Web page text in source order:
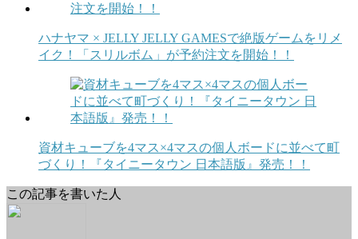
ハナヤマ × JELLY JELLY GAMESで絶版ゲームをリメ
イク！「スリルボム」が予約注文を開始！！
資材キューブを4マス×4マスの個人ボードに並べて町
づくり！『タイニータウン 日本語版』発売！！
この記事を書いた人